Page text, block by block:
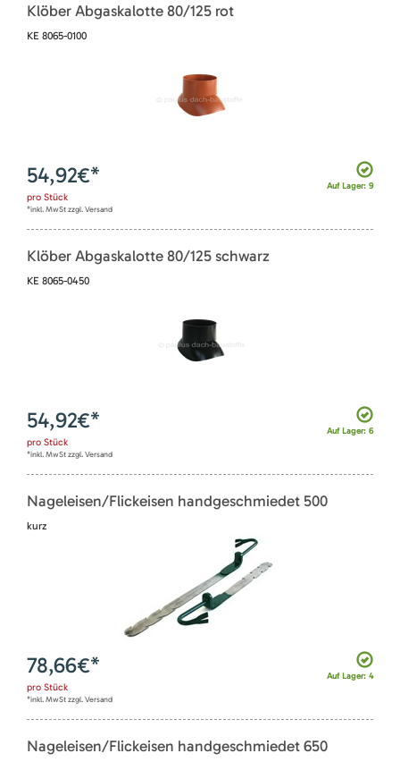
Klöber Abgaskalotte 80/125 rot
KE 8065-0100
Auf Lager: 9
54,92€*
pro Stück
*inkl. MwSt zzgl. Versand
Klöber Abgaskalotte 80/125 schwarz
KE 8065-0450
Auf Lager: 6
54,92€*
pro Stück
*inkl. MwSt zzgl. Versand
Nageleisen/Flickeisen handgeschmiedet 500
kurz
Auf Lager: 4
78,66€*
pro Stück
*inkl. MwSt zzgl. Versand
Nageleisen/Flickeisen handgeschmiedet 650